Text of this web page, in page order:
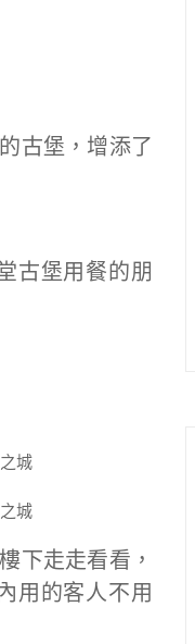
古堡，增添了
古堡用餐的朋
下走走看看，
用的客人不用